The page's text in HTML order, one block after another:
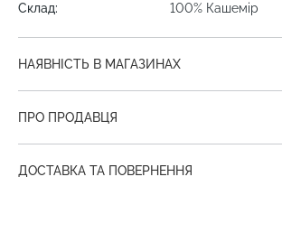
Склад:
100% Кашемір
НАЯВНІСТЬ В МАГАЗИНАХ
ПРО ПРОДАВЦЯ
ДОСТАВКА ТА ПОВЕРНЕННЯ